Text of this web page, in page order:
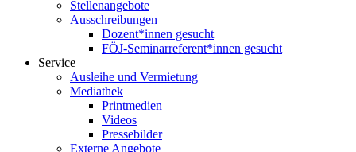
Stellenangebote
Ausschreibungen
Dozent*innen gesucht
FÖJ-Seminarreferent*innen gesucht
Service
Ausleihe und Vermietung
Mediathek
Printmedien
Videos
Pressebilder
Externe Angebote